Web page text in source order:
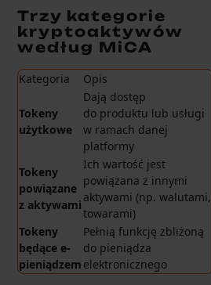
Trzy kategorie
kryptoaktywów
według MiCA
Kategoria Opis
Tokeny
użytkowe
Dają dostęp
do produktu lub usługi
w ramach danej
platformy
Tokeny
powiązane
z aktywami
Ich wartość jest
powiązana z innymi
aktywami (np. walutami,
towarami)
Tokeny
będące e-
pieniądzem
Pełnią funkcję zbliżoną
do pieniądza
elektronicznego